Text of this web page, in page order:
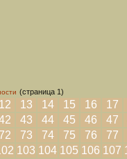
(страница 1)
12 13 14 15 16 17
43 44 45 46 47
72 73 74 75 76 77
103 104 105 106 107